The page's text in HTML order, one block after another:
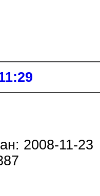
2008-11-23